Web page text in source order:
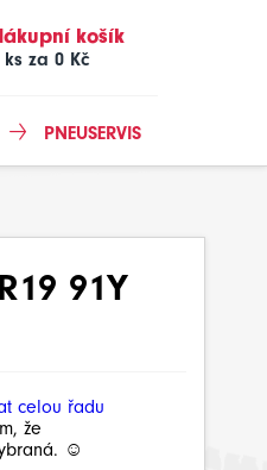
košík
ks za 0 Kč
PNEUSERVIS
91Y
celou řadu
že
☺